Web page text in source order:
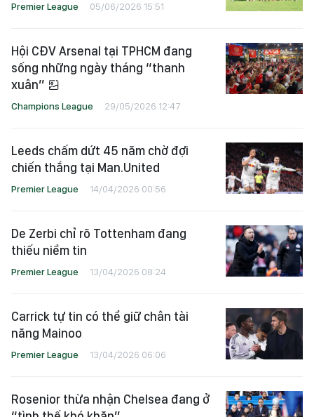
Premier League 05/06/2026 15:51
Hội CĐV Arsenal tại TPHCM đang
sống những ngày tháng “thanh
xuân”
Champions League 29/05/2026 12:47
Leeds chấm dứt 45 năm chờ đợi
chiến thắng tại Man.United
Premier League 14/04/2026 00:56
De Zerbi chỉ rõ Tottenham đang
thiếu niềm tin
Premier League 13/04/2026 08:24
Carrick tự tin có thể giữ chân tài
năng Mainoo
Premier League 13/04/2026 06:06
Rosenior thừa nhận Chelsea đang ở